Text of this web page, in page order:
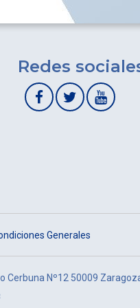
Redes
Generales
Cerbuna Nº12 50009